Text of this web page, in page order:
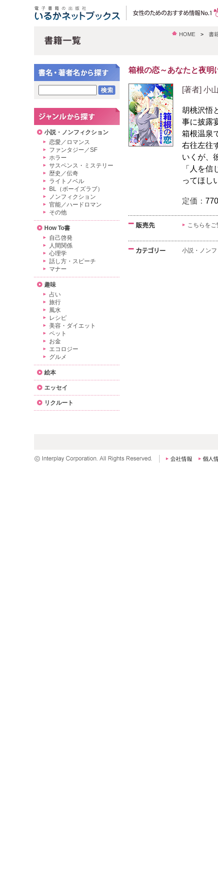
HOME > 書
箱根の恋～あなたと夜明
[著者] 小
胡桃沢悟
事に披露
箱根温泉
右往左往
いくが、
「人を
ってほ
定価：
こちらを
小説・ノン
小説・ノンフィクション
恋愛／ロマンス
ファンタジー／SF
ホラー
サスペンス・ミステリー
歴史／伝奇
ライトノベル
BL（ボーイズラブ）
ノンフィクション
官能／ハードロマン
その他
How To書
自己啓発
人間関係
心理学
話し方・スピーチ
マナー
趣味
占い
旅行
風水
レシピ
美容・ダイエット
ペット
お金
エコロジー
グルメ
絵本
エッセイ
リクルート